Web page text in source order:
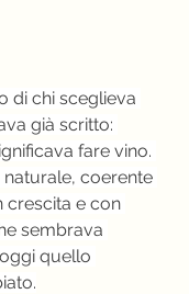
di chi sceglieva
già scritto:
fare vino.
coerente
crescita e con
sembrava
quello